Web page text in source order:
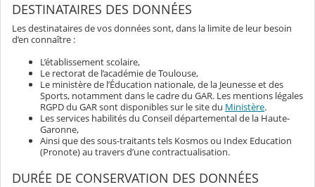
DESTINATAIRES DES DONNÉES
Les destinataires de vos données sont, dans la limite de leur besoin
d’en connaître :
L’établissement scolaire,
Le rectorat de l’académie de Toulouse,
Le ministère de l’Éducation nationale, de la Jeunesse et des
Sports, notamment dans le cadre du GAR. Les mentions légales
RGPD du GAR sont disponibles sur le site du Ministère.
Les services habilités du Conseil départemental de la Haute-
Garonne,
Ainsi que des sous-traitants tels Kosmos ou Index Education
(Pronote) au travers d’une contractualisation.
DURÉE DE CONSERVATION DES DONNÉES